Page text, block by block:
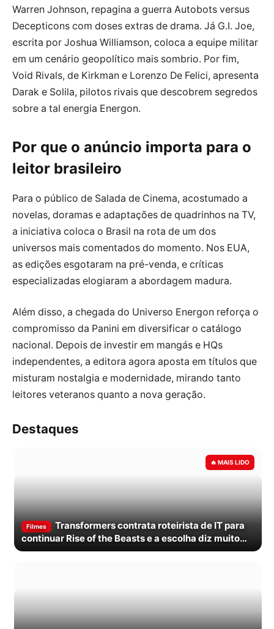
Warren Johnson, repagina a guerra Autobots versus
Decepticons com doses extras de drama. Já G.I. Joe,
escrita por Joshua Williamson, coloca a equipe militar
em um cenário geopolítico mais sombrio. Por fim,
Void Rivals, de Kirkman e Lorenzo De Felici, apresenta
Darak e Solila, pilotos rivais que descobrem segredos
sobre a tal energia Energon.
Por que o anúncio importa para o
leitor brasileiro
Para o público de Salada de Cinema, acostumado a
novelas, doramas e adaptações de quadrinhos na TV,
a iniciativa coloca o Brasil na rota de um dos
universos mais comentados do momento. Nos EUA,
as edições esgotaram na pré-venda, e críticas
especializadas elogiaram a abordagem madura.
Além disso, a chegada do Universo Energon reforça o
compromisso da Panini em diversificar o catálogo
nacional. Depois de investir em mangás e HQs
independentes, a editora agora aposta em títulos que
misturam nostalgia e modernidade, mirando tanto
leitores veteranos quanto a nova geração.
Destaques
Filmes
Transformers contrata roteirista de IT para
continuar Rise of the Beasts e a escolha diz muito
sobre o futuro da…